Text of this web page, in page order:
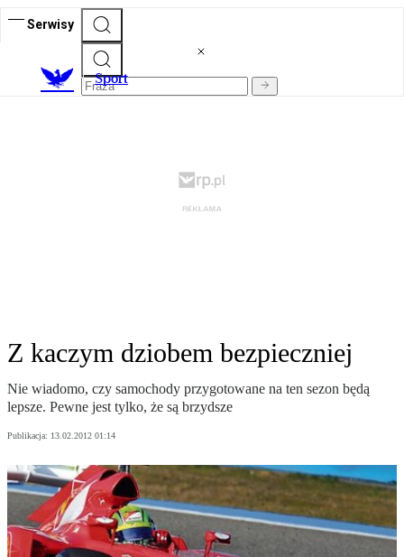
Serwisy
Sport
Z kaczym dziobem bezpieczniej
Nie wiadomo, czy samochody przygotowane na ten sezon będą
lepsze. Pewne jest tylko, że są brzydsze
Publikacja: 13.02.2012 01:14